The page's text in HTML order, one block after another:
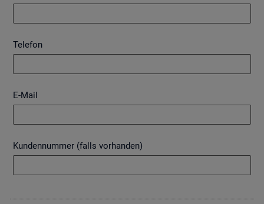
Telefon
E-Mail
Kundennummer (falls vorhanden)